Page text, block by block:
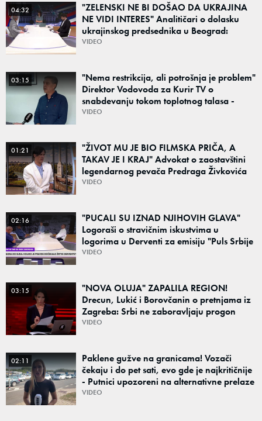
04:32
"ZELENSKI NE BI DOŠAO DA UKRAJINA
NE VIDI INTERES" Analitičari o dolasku
ukrajinskog predsednika u Beograd:
"Srbija može da razgovara sa svima"
VIDEO
03:15
"Nema restrikcija, ali potrošnja je problem"
Direktor Vodovoda za Kurir TV o
snabdevanju tokom toplotnog talasa -
Poznato kakva je situacija sa vodom
VIDEO
01:21
"ŽIVOT MU JE BIO FILMSKA PRIČA, A
TAKAV JE I KRAJ" Advokat o zaostavštini
legendarnog pevača Predraga Živkovića
Tozovca: "Isključenje iz testamenta je
VIDEO
02:16
"PUCALI SU IZNAD NJIHOVIH GLAVA"
Logoraši o stravičnim iskustvima u
logorima u Derventi za emisiju "Puls Srbije
vikend": "Tada je počela velika tortura..."
VIDEO
03:15
"NOVA OLUJA" ZAPALILA REGION!
Drecun, Lukić i Borovčanin o pretnjama iz
Zagreba: Srbi ne zaboravljaju progon
VIDEO
02:11
Paklene gužve na granicama! Vozači
čekaju i do pet sati, evo gde je najkritičnije
- Putnici upozoreni na alternativne prelaze
VIDEO